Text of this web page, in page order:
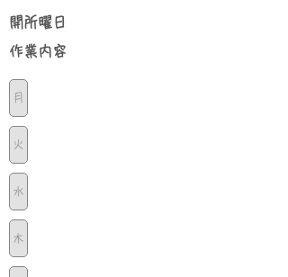
​開所曜日
​作業内容
月
火
水
木